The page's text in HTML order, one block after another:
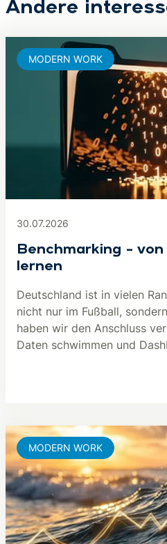
Andere
30.07.2026
Benchmarking –
lernen
Deutschland ist in vielen
nicht nur im Fußball,
haben wir den Anschluss
Daten schwimmen und
MODERN WORK
MODERN WORK